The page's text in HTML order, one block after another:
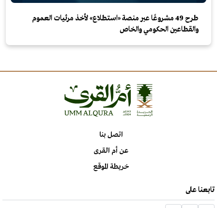
طرح 49 مشروعًا عبر منصة «استطلاع» لأخذ مرئيات العموم
والقطاعين الحكومي والخاص
اتصل بنا
عن أم القرى
خريطة الموقع
تابعنا على